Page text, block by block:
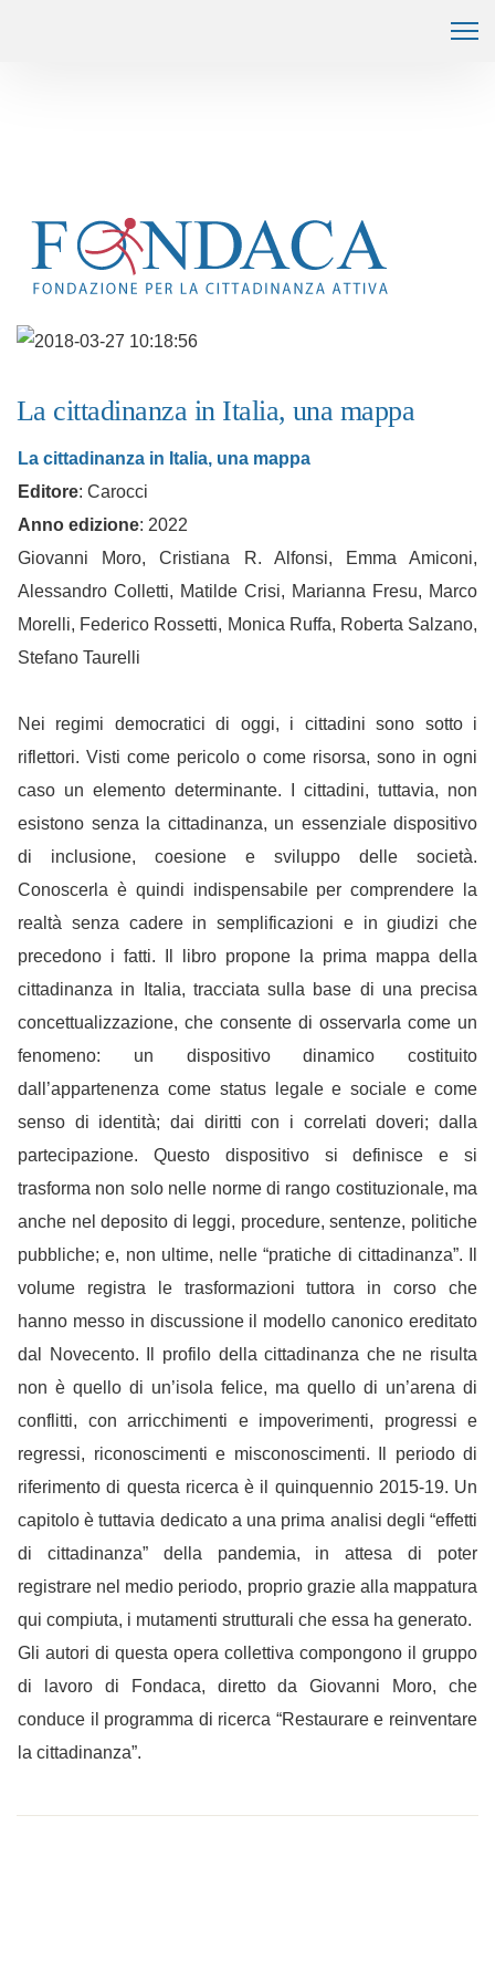
La cittadinanza in Italia, una mappa
La cittadinanza in Italia, una mappa
Editore: Carocci
Anno edizione: 2022
Giovanni Moro, Cristiana R. Alfonsi, Emma Amiconi,
Alessandro Colletti, Matilde Crisi, Marianna Fresu, Marco
Morelli, Federico Rossetti, Monica Ruffa, Roberta Salzano,
Stefano Taurelli
Nei regimi democratici di oggi, i cittadini sono sotto i
riflettori. Visti come pericolo o come risorsa, sono in ogni
caso un elemento determinante. I cittadini, tuttavia, non
esistono senza la cittadinanza, un essenziale dispositivo
di inclusione, coesione e sviluppo delle società.
Conoscerla è quindi indispensabile per comprendere la
realtà senza cadere in semplificazioni e in giudizi che
precedono i fatti. Il libro propone la prima mappa della
cittadinanza in Italia, tracciata sulla base di una precisa
concettualizzazione, che consente di osservarla come un
fenomeno: un dispositivo dinamico costituito
dall’appartenenza come status legale e sociale e come
senso di identità; dai diritti con i correlati doveri; dalla
partecipazione. Questo dispositivo si definisce e si
trasforma non solo nelle norme di rango costituzionale, ma
anche nel deposito di leggi, procedure, sentenze, politiche
pubbliche; e, non ultime, nelle “pratiche di cittadinanza”. Il
volume registra le trasformazioni tuttora in corso che
hanno messo in discussione il modello canonico ereditato
dal Novecento. Il profilo della cittadinanza che ne risulta
non è quello di un’isola felice, ma quello di un’arena di
conflitti, con arricchimenti e impoverimenti, progressi e
regressi, riconoscimenti e misconoscimenti. Il periodo di
riferimento di questa ricerca è il quinquennio 2015-19. Un
capitolo è tuttavia dedicato a una prima analisi degli “effetti
di cittadinanza” della pandemia, in attesa di poter
registrare nel medio periodo, proprio grazie alla mappatura
qui compiuta, i mutamenti strutturali che essa ha generato.
Gli autori di questa opera collettiva compongono il gruppo
di lavoro di Fondaca, diretto da Giovanni Moro, che
conduce il programma di ricerca “Restaurare e reinventare
la cittadinanza”.